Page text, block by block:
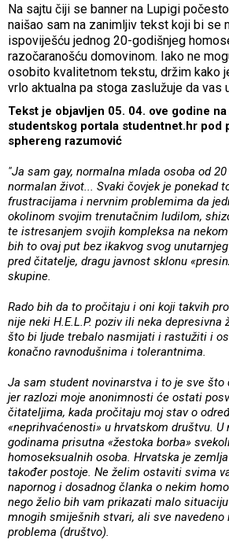
Na sajtu čiji se banner na Lupigi
naišao sam na zanimljiv tekst koji bi se
ispoviješću jednog 20-godišnjeg
razočaranošću domovinom. Iako ne
osobito kvalitetnom tekstu, držim kako
vrlo aktualna pa stoga zaslužuje da vas
Tekst je objavljen 05. 04. ove godine
studentskog portala studentnet.hr pod
sphereng razumović
"Ja sam gay, normalna mlada osoba od
normalan život... Svaki čovjek je ponekad
frustracijama i nervnim problemima da
okolinom svojim trenutačnim ludilom,
te istresanjem svojih kompleksa na
bih to ovaj put bez ikakvog svog
pred čitatelje, dragu javnost sklonu
skupine.
Rado bih da to pročitaju i oni koji takvih
nije neki H.E.L.P. poziv ili neka depresivna
što bi ljude trebalo nasmijati i rastužiti i
konačno ravnodušnima i tolerantnima.
Ja sam student novinarstva i to je sve što
jer razlozi moje anonimnosti će ostati
čitateljima, kada pročitaju moj stav o
«neprihvaćenosti» u hrvatskom društvu.
godinama prisutna «žestoka borba»
homoseksualnih osoba. Hrvatska je
također postoje. Ne želim ostaviti svima
napornog i dosadnog članka o nekim
nego želio bih vam prikazati malo
mnogih smiješnih stvari, ali sve navedeno
problema (društvo).